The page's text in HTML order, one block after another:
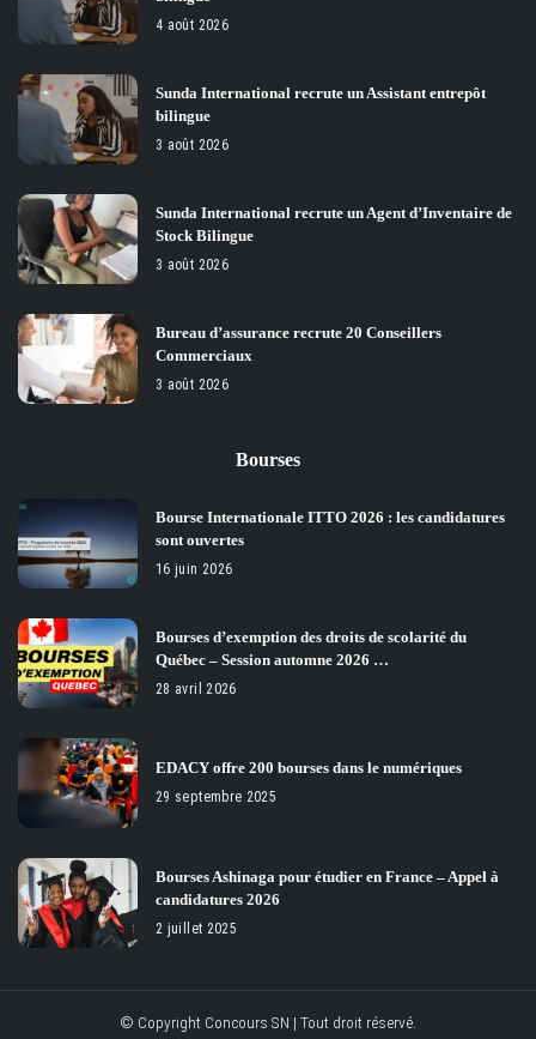
4 août 2026
Sunda International recrute un Assistant entrepôt
bilingue
3 août 2026
Sunda International recrute un Agent d’Inventaire de
Stock Bilingue
3 août 2026
Bureau d’assurance recrute 20 Conseillers
Commerciaux
3 août 2026
Bourses
Bourse Internationale ITTO 2026 : les candidatures
sont ouvertes
16 juin 2026
Bourses d’exemption des droits de scolarité du
Québec – Session automne 2026 …
28 avril 2026
EDACY offre 200 bourses dans le numériques
29 septembre 2025
Bourses Ashinaga pour étudier en France – Appel à
candidatures 2026
2 juillet 2025
© Copyright Concours SN | Tout droit réservé.